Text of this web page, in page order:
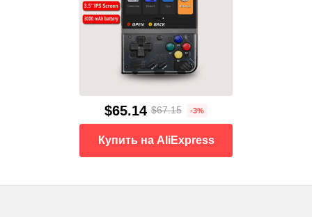
$65.14 $67.15 -3%
Купить на AliExpress